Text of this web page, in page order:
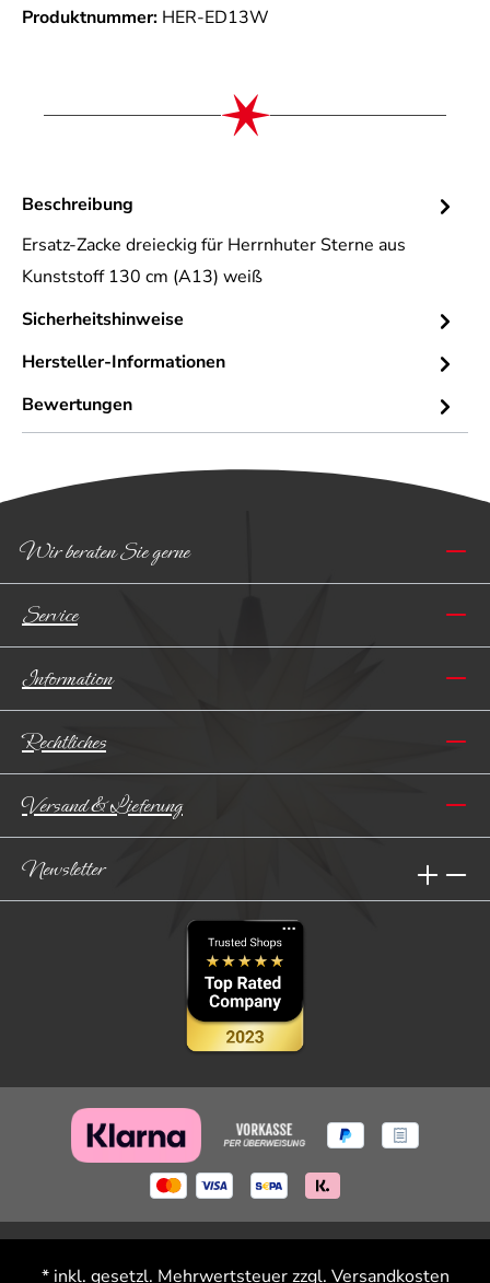
Produktnummer: HER-ED13W
Beschreibung
Ersatz-Zacke dreieckig für Herrnhuter Sterne aus
Kunststoff 130 cm (A13) weiß
Sicherheitshinweise
Hersteller-Informationen
Bewertungen
Wir beraten Sie gerne
Service
Information
Rechtliches
Versand & Lieferung
Newsletter
* inkl. gesetzl. Mehrwertsteuer zzgl. Versandkosten